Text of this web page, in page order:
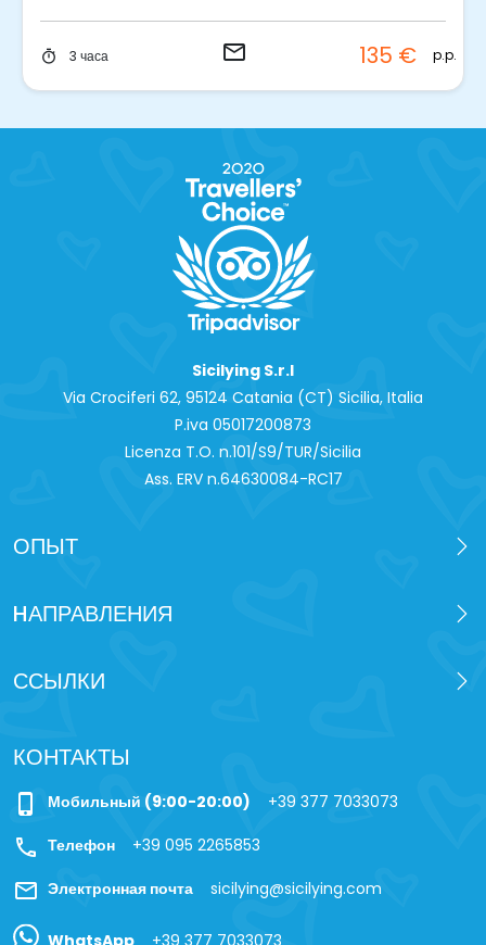
timer 3 часа email 135 € p.p.
Sicilying S.r.l
Via Crociferi 62, 95124 Catania (CT) Sicilia, Italia
P.iva 0‍5017200873
Licenza T.O. n.101/S9/TUR/Sicilia
Ass. ERV n.64630084-RC17
ОПЫТ
HАПРАВЛЕНИЯ
ССЫЛКИ
КОНТАКТЫ
phone_iphone Мобильный (9:00-20:00) +39 377 7033073
call Телефон +39 095 2265853
mail Электронная почта sicilying@sicilying.com